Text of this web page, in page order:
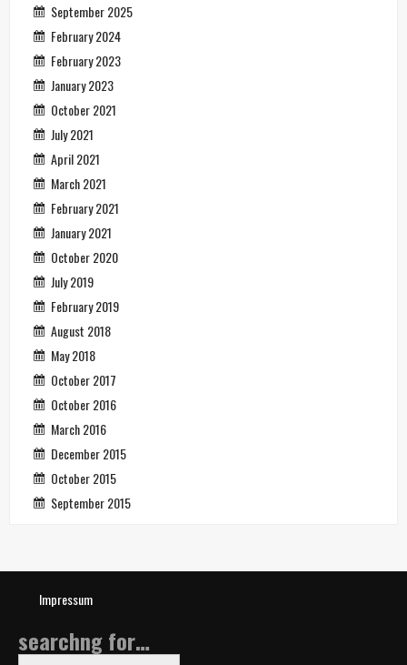
September 2025
February 2024
February 2023
January 2023
October 2021
July 2021
April 2021
March 2021
February 2021
January 2021
October 2020
July 2019
February 2019
August 2018
May 2018
October 2017
October 2016
March 2016
December 2015
October 2015
September 2015
Impressum
searchng for…